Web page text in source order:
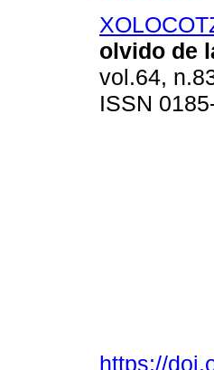
olvido de
vol.64,
ISSN
https://